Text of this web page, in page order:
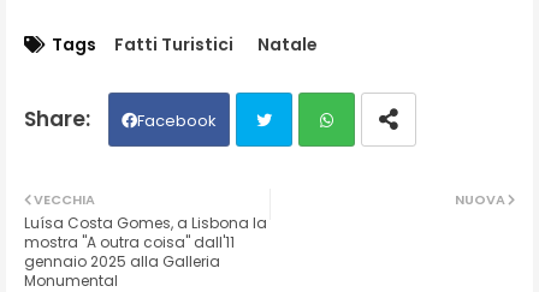
Tags Fatti Turistici Natale
Facebook
ter
NUOVA
VECCHIA
Luísa Costa Gomes, a Lisbona la
mostra "A outra coisa" dall'11
gennaio 2025 alla Galleria
Monumental